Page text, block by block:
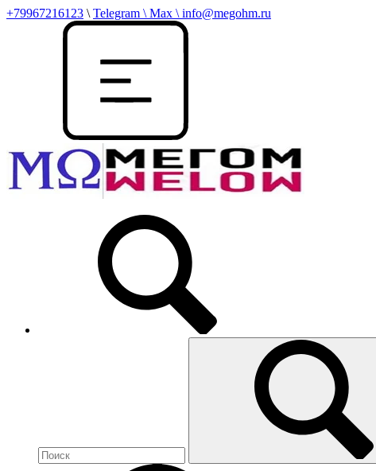
+79967216123 \ Telegram \ Max \ info@megohm.ru